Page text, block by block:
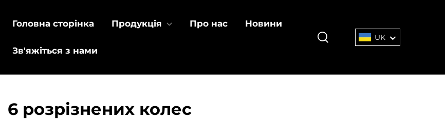
Головна сторінка Продукція Про нас Новини
Зв'яжіться з нами
UK
6 розрізнених колес